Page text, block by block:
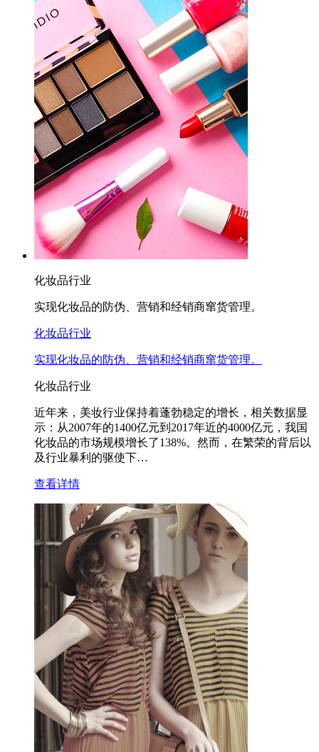
化妆品行业
实现化妆品的防伪、营销和经销商窜货管理。
化妆品行业
实现化妆品的防伪、营销和经销商窜货管理。
化妆品行业
近年来，美妆行业保持着蓬勃稳定的增长，相关数据显
示：从2007年的1400亿元到2017年近的4000亿元，我国
化妆品的市场规模增长了138%。然而，在繁荣的背后以
及行业暴利的驱使下…
查看详情